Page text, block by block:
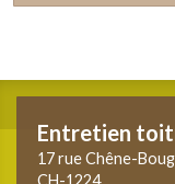
Entretien
17 rue Chêne-